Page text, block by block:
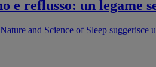
e reflusso: un legame
and Science of Sleep